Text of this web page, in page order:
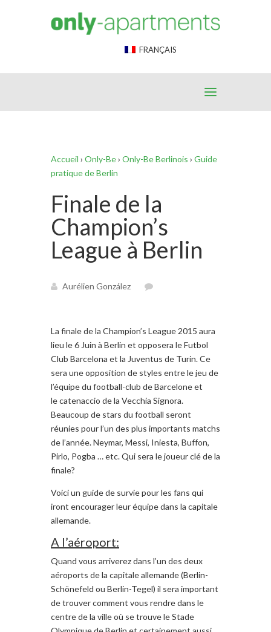
FRANÇAIS
Accueil › Only-Be› Only-Be Berlinois › Guide
pratique de Berlin
Finale de la
Champion’s
League à Berlin
Aurélien González
La finale de la Champion’s League 2015 aura
lieu le 6 Juin à Berlin et opposera le Futbol
Club Barcelona et la Juventus de Turin. Ce
sera une opposition de styles entre le jeu de
l’équipe du football-club de Barcelone et
le catenaccio de la Vecchia Signora.
Beaucoup de stars du football seront
réunies pour l’un des plus importants matchs
de l’année. Neymar, Messi, Iniesta, Buffon,
Pirlo, Pogba … etc. Qui sera le joueur clé de la
finale?
Voici un guide de survie pour les fans qui
iront encourager leur équipe dans la capitale
allemande.
A l’aéroport:
Quand vous arriverez dans l’un des deux
aéroports de la capitale allemande (Berlin-
Schönefeld ou Berlin-Tegel) il sera important
de trouver comment vous rendre dans le
centre de la ville où se trouve le Stade